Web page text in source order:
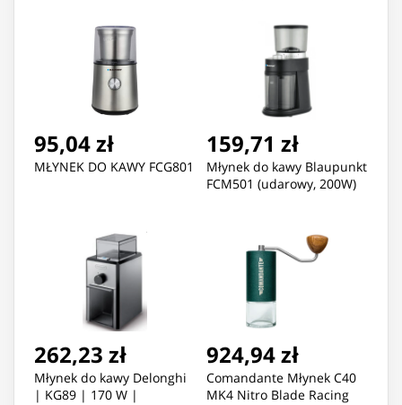
95,04 zł
MŁYNEK DO KAWY FCG801
159,71 zł
Młynek do kawy Blaupunkt
FCM501 (udarowy, 200W)
262,23 zł
Młynek do kawy Delonghi
| KG89 | 170 W |
924,94 zł
Comandante Młynek C40
MK4 Nitro Blade Racing